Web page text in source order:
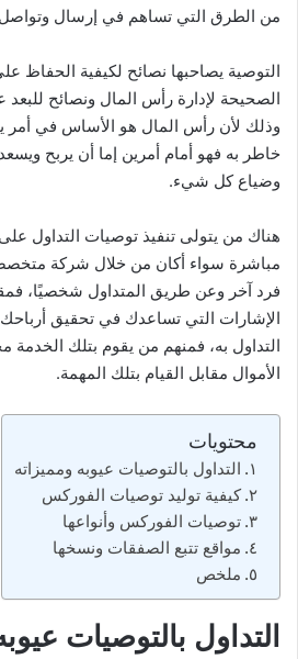
من الطرق التي تساهم في إرسال
التوصية يصاحبها نصائح لكيفية الحفاظ
الصحيحة لإدارة رأس المال ونصائح
وذلك لأن رأس المال هو الأساس في أمر
خاطر به فهو أمام أمرين إما أن يربح
وضياع كل شيء.
هناك من يتولى تنفيذ توصيات التداول
مباشرة سواء أكان من خلال شركة
فرد آخر وعن طريق المتداول شخصيًا،
الإشارات التي تساعدك في تحقيق
التداول به، فمنهم من يقوم بتلك
الأموال مقابل القيام بتلك المهمة.
محتويات
التداول بالتوصيات عيوبه ومميزاته
كيفية توليد توصيات الفوركس
توصيات الفوركس وأنواعها
مواقع تتبع الصفقات ونسخها
ملخص
التداول بالتوصيات